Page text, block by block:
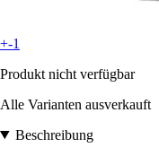
+-1
Produkt nicht verfügbar
Alle Varianten ausverkauft
Beschreibung